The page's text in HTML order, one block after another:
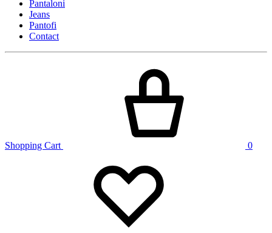
Pantaloni
Jeans
Pantofi
Contact
Shopping Cart 0